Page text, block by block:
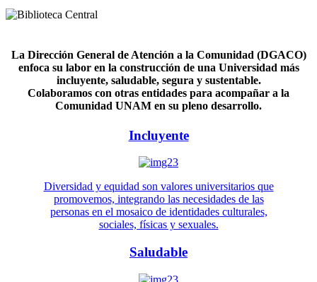
La Dirección General de Atención a la Comunidad (DGACO)
enfoca su labor en la construcción de una Universidad más
incluyente, saludable, segura y sustentable.
Colaboramos con otras entidades para acompañar a la
Comunidad UNAM en su pleno desarrollo.
Incluyente
Diversidad y equidad son valores universitarios que
promovemos, integrando las necesidades de las
personas en el mosaico de identidades culturales,
sociales, físicas y sexuales.
Saludable